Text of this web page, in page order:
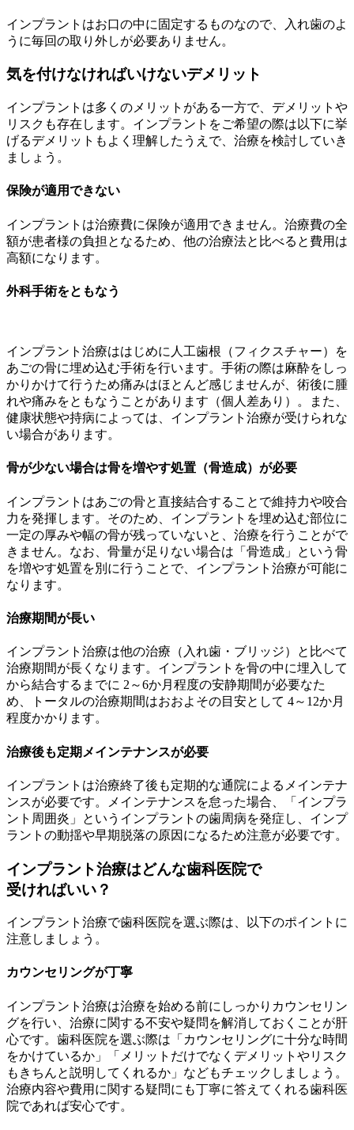
インプラントはお口の中に固定するものなので、入れ歯のよ
うに毎回の取り外しが必要ありません。
気を付けなければいけないデメリット
インプラントは多くのメリットがある一方で、デメリットや
リスクも存在します。インプラントをご希望の際は以下に挙
げるデメリットもよく理解したうえで、治療を検討していき
ましょう。
保険が適用できない
インプラントは治療費に保険が適用できません。治療費の全
額が患者様の負担となるため、他の治療法と比べると費用は
高額になります。
外科手術をともなう
インプラント治療ははじめに人工歯根（フィクスチャー）を
あごの骨に埋め込む手術を行います。手術の際は麻酔をしっ
かりかけて行うため痛みはほとんど感じませんが、術後に腫
れや痛みをともなうことがあります（個人差あり）。また、
健康状態や持病によっては、インプラント治療が受けられな
い場合があります。
骨が少ない場合は骨を増やす処置（骨造成）が必要
インプラントはあごの骨と直接結合することで維持力や咬合
力を発揮します。そのため、インプラントを埋め込む部位に
一定の厚みや幅の骨が残っていないと、治療を行うことがで
きません。なお、骨量が足りない場合は「骨造成」という骨
を増やす処置を別に行うことで、インプラント治療が可能に
なります。
治療期間が長い
インプラント治療は他の治療（入れ歯・ブリッジ）と比べて
治療期間が長くなります。インプラントを骨の中に埋入して
から結合するまでに 2～6か月程度の安静期間が必要なた
め、トータルの治療期間はおおよその目安として 4～12か月
程度かかります。
治療後も定期メインテナンスが必要
インプラントは治療終了後も定期的な通院によるメインテナ
ンスが必要です。メインテナンスを怠った場合、「インプラ
ント周囲炎」というインプラントの歯周病を発症し、インプ
ラントの動揺や早期脱落の原因になるため注意が必要です。
インプラント治療はどんな歯科医院で
受ければいい？
インプラント治療で歯科医院を選ぶ際は、以下のポイントに
注意しましょう。
カウンセリングが丁寧
インプラント治療は治療を始める前にしっかりカウンセリン
グを行い、治療に関する不安や疑問を解消しておくことが肝
心です。歯科医院を選ぶ際は「カウンセリングに十分な時間
をかけているか」「メリットだけでなくデメリットやリスク
もきちんと説明してくれるか」などもチェックしましょう。
治療内容や費用に関する疑問にも丁寧に答えてくれる歯科医
院であれば安心です。